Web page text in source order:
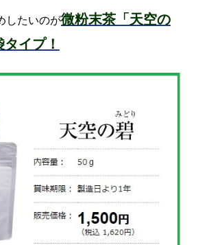
したいのが微粉末茶「天空の
イプ！